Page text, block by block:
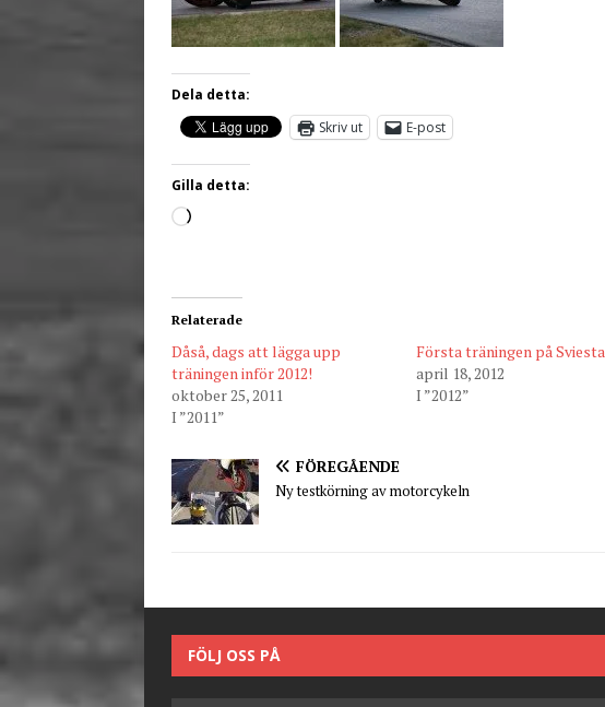
Dela detta:
Skriv ut
E-post
Gilla detta:
Relaterade
Dåså, dags att lägga upp
träningen inför 2012!
oktober 25, 2011
I ”2011”
Första träningen på Sviesta
april 18, 2012
I ”2012”
FÖREGÅENDE
Ny testkörning av motorcykeln
FÖLJ OSS PÅ